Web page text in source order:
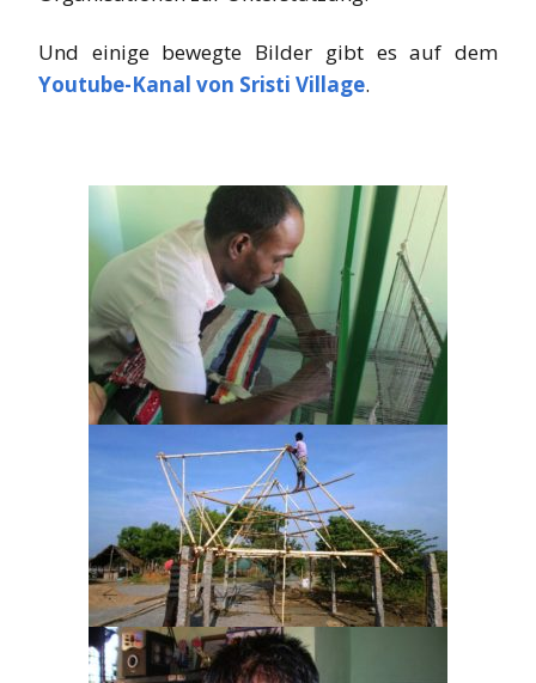
Und einige bewegte Bilder gibt es auf dem
Youtube-Kanal von Sristi Village.